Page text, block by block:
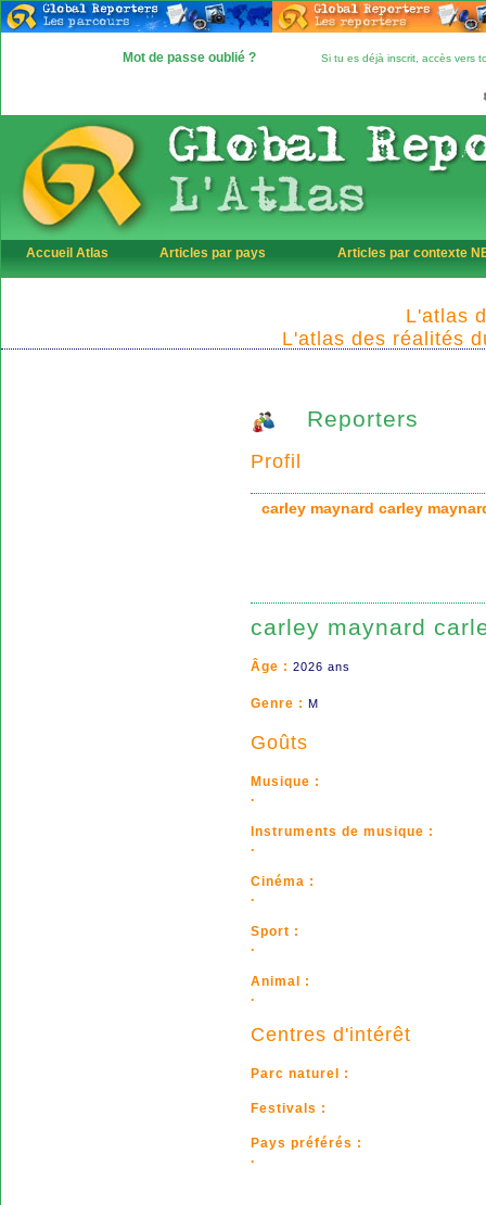
Mot de passe oublié ? Si tu es déjà inscrit, accès vers
Accueil Atlas Articles par pays Articles par contexte
L'atlas
L'atlas des réalités
Reporters
Profil
carley maynard carley
carley maynard
Âge : 2026 ans
Genre : M
Goûts
Musique :
.
Instruments de musique :
.
Cinéma :
.
Sport :
.
Animal :
.
Centres d'intérêt
Parc naturel :
Festivals :
Pays préférés :
.